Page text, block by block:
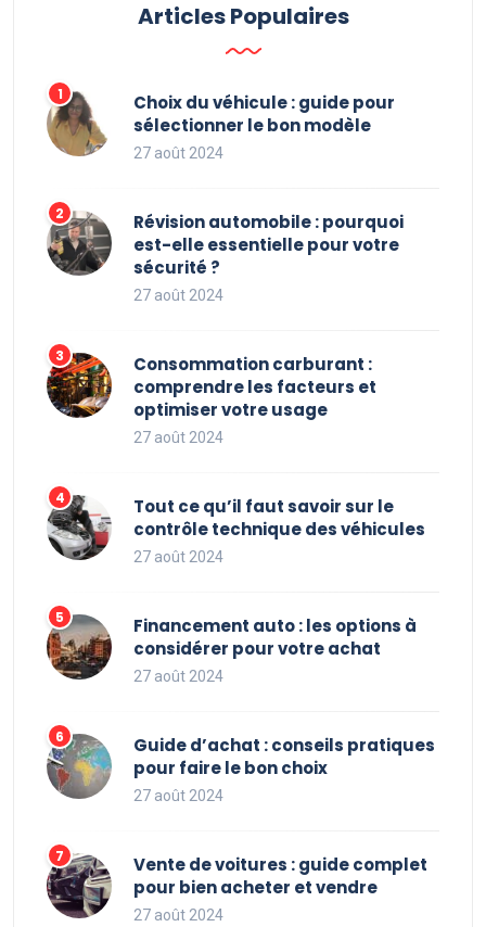
Articles Populaires
Choix du véhicule : guide pour
sélectionner le bon modèle
27 août 2024
Révision automobile : pourquoi
est-elle essentielle pour votre
sécurité ?
27 août 2024
Consommation carburant :
comprendre les facteurs et
optimiser votre usage
27 août 2024
Tout ce qu’il faut savoir sur le
contrôle technique des véhicules
27 août 2024
Financement auto : les options à
considérer pour votre achat
27 août 2024
Guide d’achat : conseils pratiques
pour faire le bon choix
27 août 2024
Vente de voitures : guide complet
pour bien acheter et vendre
27 août 2024